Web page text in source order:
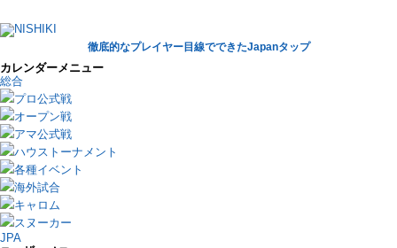
徹底的なプレイヤー目線でできたJapanタップ
カレンダーメニュー
総合
プロ公式戦
オープン戦
アマ公式戦
ハウストーナメント
各種イベント
海外試合
キャロム
スヌーカー
JPA